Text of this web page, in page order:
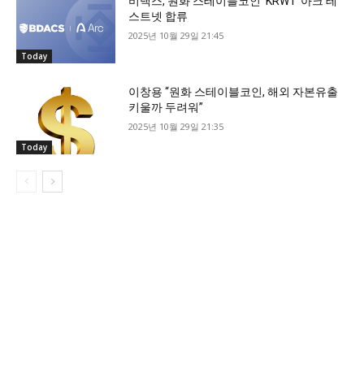
Today
스트넷 합류
2025년 10월 29일 21:45
Today
이창용 “원화 스테이블코인, 해외 자본유출
키울까 두려워”
2025년 10월 29일 21:35